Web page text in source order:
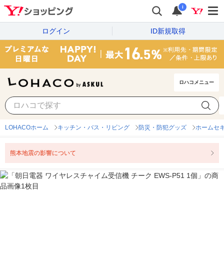
i
ログイン ID新規取得
ロハコメニュー
LOHACOホーム キッチン・バス・リビング 防災・防犯グッズ ホームセ
熊本地震の影響について